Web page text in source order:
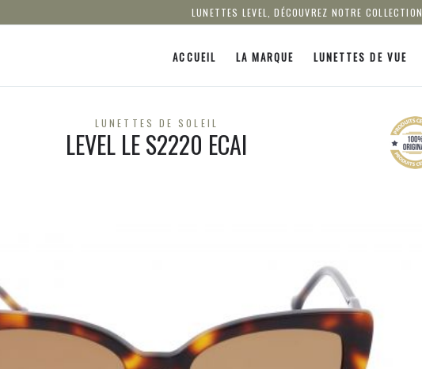
LUNETTES LEVEL, DÉCOUVREZ NOTRE COLLECTION
ACCUEIL LA MARQUE LUNETTES DE VUE
LUNETTES DE SOLEIL
LEVEL LE S2220 ECAI